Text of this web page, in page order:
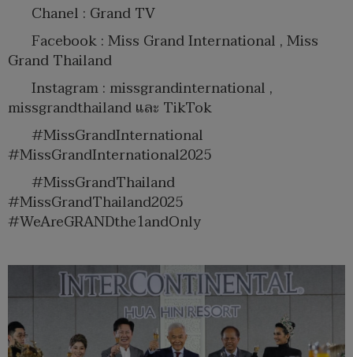
Chanel : Grand TV
Facebook : Miss Grand International , Miss
Grand Thailand
Instagram : missgrandinternational ,
missgrandthailand และ TikTok
#MissGrandInternational
#MissGrandInternational2025
#MissGrandThailand
#MissGrandThailand2025
#WeAreGRANDthe1andOnly